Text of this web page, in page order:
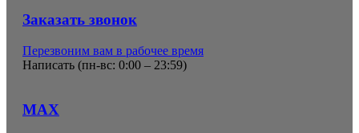
Заказать звонок
Перезвоним вам в рабочее время
Написать (пн-вс: 0:00 – 23:59)
MAX